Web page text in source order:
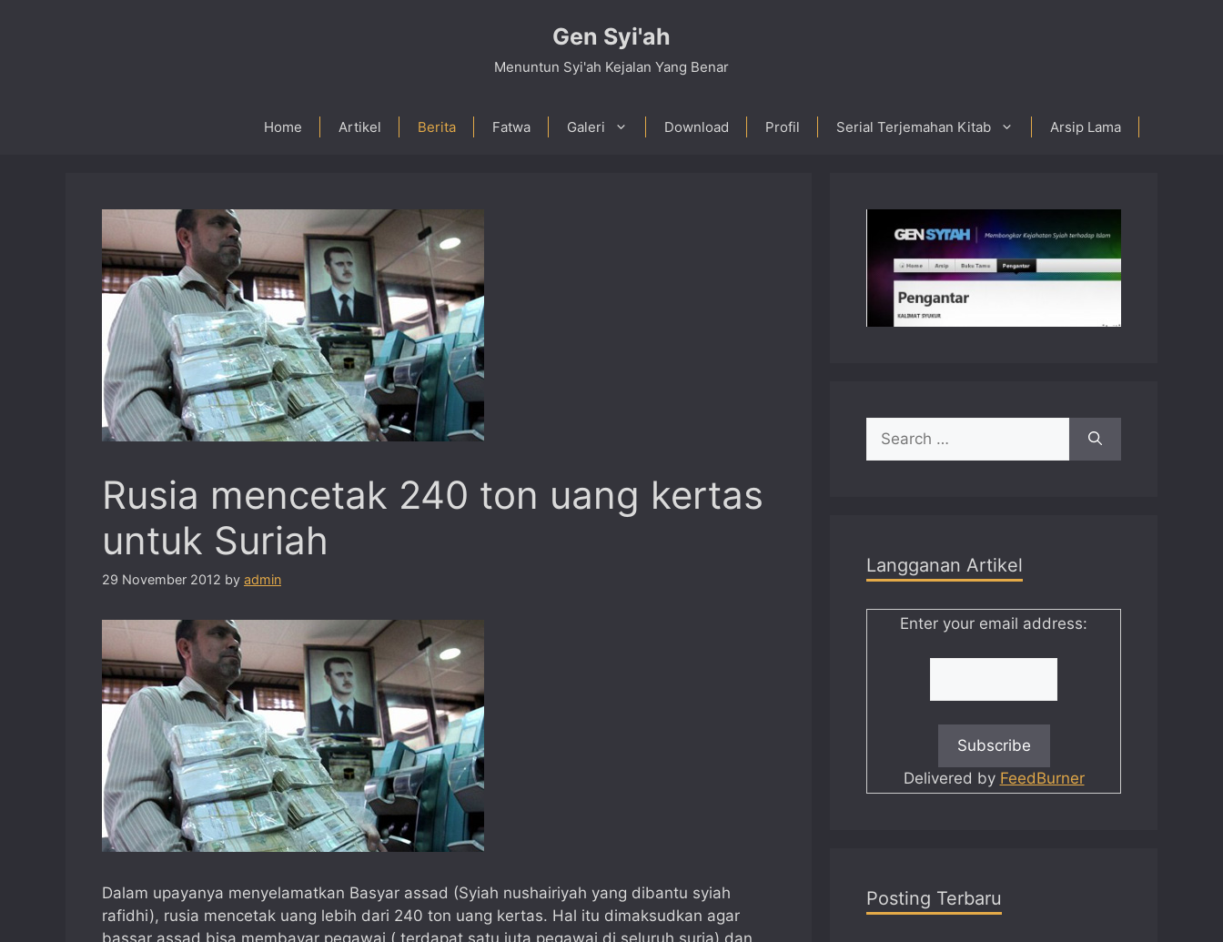
Gen Syi'ah
Menuntun Syi'ah Kejalan Yang Benar
Home Artikel Berita Fatwa Galeri Download Profil Serial Terjemahan Kitab Arsip Lama
Rusia mencetak 240 ton uang kertas
untuk Suriah
29 November 2012 by admin
Dalam upayanya menyelamatkan Basyar assad (Syiah nushairiyah yang dibantu syiah
rafidhi), rusia mencetak uang lebih dari 240 ton uang kertas. Hal itu dimaksudkan agar
bassar assad bisa membayar pegawai ( terdapat satu juta pegawai di seluruh suria) dan
for:
Langganan Artikel
Enter your email address:
Delivered by FeedBurner
Posting Terbaru